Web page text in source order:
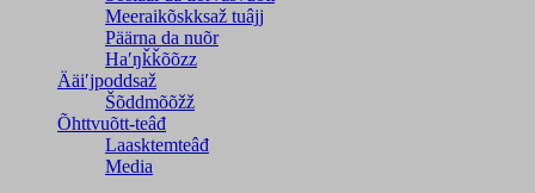
Meeraikõskksaž tuâjj
Päärna da nuõr
Haʹŋǩǩõõzz
Ääiʹjpoddsaž
Šõddmõõžž
Õhttvuõtt-teâđ
Laasktemteâđ
Media